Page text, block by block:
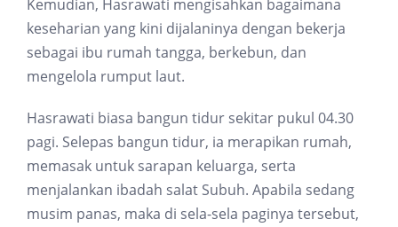
Kemudian, Hasrawati mengisahkan bagaimana
keseharian yang kini dijalaninya dengan bekerja
sebagai ibu rumah tangga, berkebun, dan
mengelola rumput laut.
Hasrawati biasa bangun tidur sekitar pukul 04.30
pagi. Selepas bangun tidur, ia merapikan rumah,
memasak untuk sarapan keluarga, serta
menjalankan ibadah salat Subuh. Apabila sedang
musim panas, maka di sela-sela paginya tersebut,